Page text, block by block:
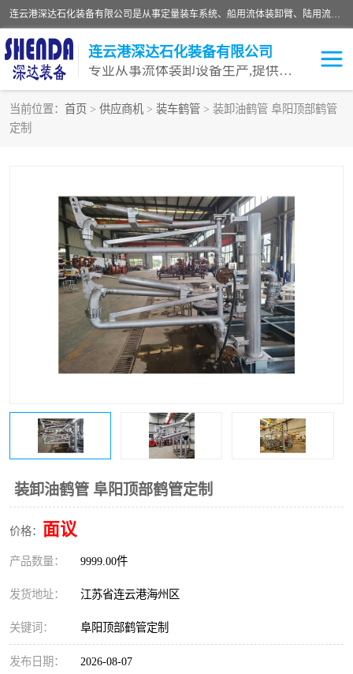
连云港深达石化装备有限公司是从事定量装车系统、船用流体装卸臂、陆用流体装卸臂（鹤管）、活动梯、钢构平台等全系列流体装卸设备的设计、制造、销售以及服务的专业供应商。公司始终以客户为中心，密切跟踪国内外油气储运及装卸设备先进技术的发展，以先进的技术、优质的产品、一流的服务，满足客户需求。
连云港深达石化装备有限公司
专业从事流体装卸设备生产,提供全面解决方案，生产与定制服务
当前位置： 首页 > 供应商机 > 装车鹤管 > 装卸油鹤管 阜阳顶部鹤管
定制
装卸油鹤管 阜阳顶部鹤管定制
价格： 面议
产品数量： 9999.00件
发货地址： 江苏省连云港海州区
关键词： 阜阳顶部鹤管定制
发布日期： 2026-08-07
鹤管
液氨装鹤管 潜油泵鹤管
流体装卸臂 输油臂
撬装鹤管 汽车鹤管